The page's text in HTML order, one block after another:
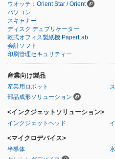
ウオッチ：Orient Star / Orient
パソコン
スキャナー
ディスク デュプリケーター
乾式オフィス製紙機 PaperLab
会計ソフト
印刷管理セキュリティー
産業向け製品
産業用ロボット
部品成形ソリューション
<インクジェットソリューション>
インクジェットヘッド
<マイクロデバイス>
半導体